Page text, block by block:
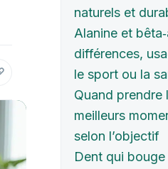
naturels et
Alanine et
différences,
le sport ou la
Quand prendre
meilleurs
selon l’objectif
Dent qui